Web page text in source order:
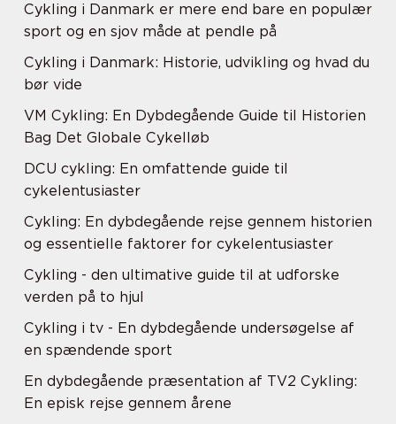
Cykling i Danmark er mere end bare en populær
sport og en sjov måde at pendle på
Cykling i Danmark: Historie, udvikling og hvad du
bør vide
VM Cykling: En Dybdegående Guide til Historien
Bag Det Globale Cykelløb
DCU cykling: En omfattende guide til
cykelentusiaster
Cykling: En dybdegående rejse gennem historien
og essentielle faktorer for cykelentusiaster
Cykling - den ultimative guide til at udforske
verden på to hjul
Cykling i tv - En dybdegående undersøgelse af
en spændende sport
En dybdegående præsentation af TV2 Cykling:
En episk rejse gennem årene